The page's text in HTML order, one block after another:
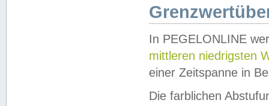
In PEGELONLINE
mittleren niedrigsten
einer Zeitspanne in
Die farblichen